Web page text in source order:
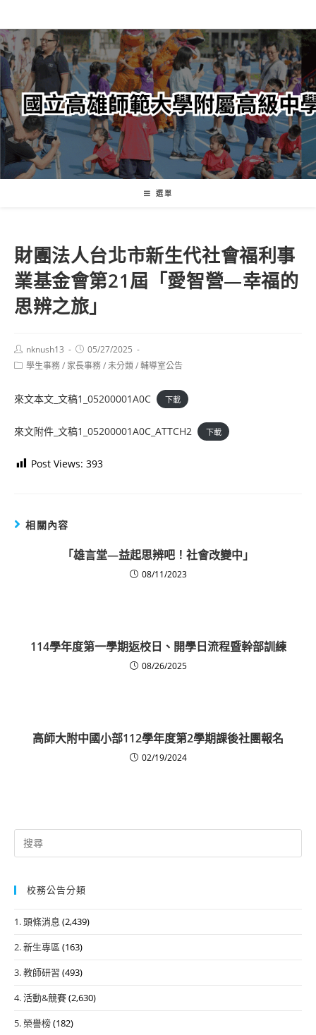
轉
至
主
內
容
選單
財團法人台北市新生代社會福利事
業基金會第21屆「愛智營—幸福的
思辨之旅」
Post
author:
nknush13
Post
published:
05/27/2025
Post學生事務/ 家長事務/未分類/輔導室公告
來文本文_文稿1_05200001A0C 下載
來文附件_文稿1_05200001A0C_ATTCH2 下載
Post Views: 393
相關內容
「雄言堂—益起思辨吧！社會改變中」
08/11/2023
114學年度第一學期返校日、開學日流程暨幹部訓練
08/26/2025
高師大附中國小部112學年度第2學期課後社團報名
02/19/2024
Search
for:
校務公告分類
1. 頭條消息 (2,439)
2. 新生專區 (163)
3. 教師研習 (493)
4. 活動&競賽(2,630)
5. 榮譽榜(182)